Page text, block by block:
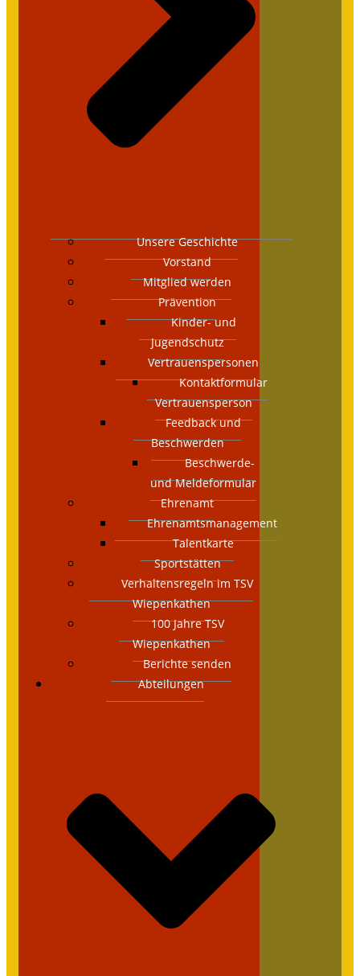
Unsere Geschichte
Vorstand
Mitglied werden
Prävention
Kinder- und
Jugendschutz
Vertrauenspersonen
Kontaktformular
Vertrauensperson
Feedback und
Beschwerden
Beschwerde-
und Meldeformular
Ehrenamt
Ehrenamtsmanagement
Talentkarte
Sportstätten
Verhaltensregeln im TSV
Wiepenkathen
100 Jahre TSV
Wiepenkathen
Berichte senden
Abteilungen